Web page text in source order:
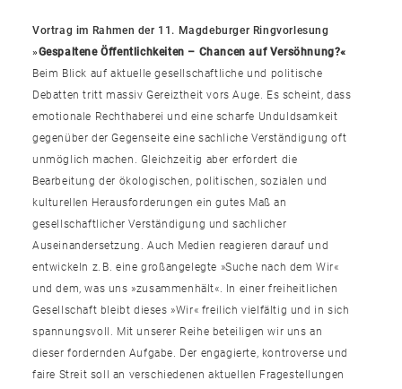
Vortrag im Rahmen der 11. Magdeburger Ringvorlesung
»Gespaltene Öffentlichkeiten – Chancen auf Versöhnung?«
Beim Blick auf aktuelle gesellschaftliche und politische
Debatten tritt massiv Gereiztheit vors Auge. Es scheint, dass
emotionale Rechthaberei und eine scharfe Unduldsamkeit
gegenüber der Gegenseite eine sachliche Verständigung oft
unmöglich machen. Gleichzeitig aber erfordert die
Bearbeitung der ökologischen, politischen, sozialen und
kulturellen Herausforderungen ein gutes Maß an
gesellschaftlicher Verständigung und sachlicher
Auseinandersetzung. Auch Medien reagieren darauf und
entwickeln z. B. eine großangelegte »Suche nach dem Wir«
und dem, was uns »zusammenhält«. In einer freiheitlichen
Gesellschaft bleibt dieses »Wir« freilich vielfältig und in sich
spannungsvoll. Mit unserer Reihe beteiligen wir uns an
dieser fordernden Aufgabe. Der engagierte, kontroverse und
faire Streit soll an verschiedenen aktuellen Fragestellungen